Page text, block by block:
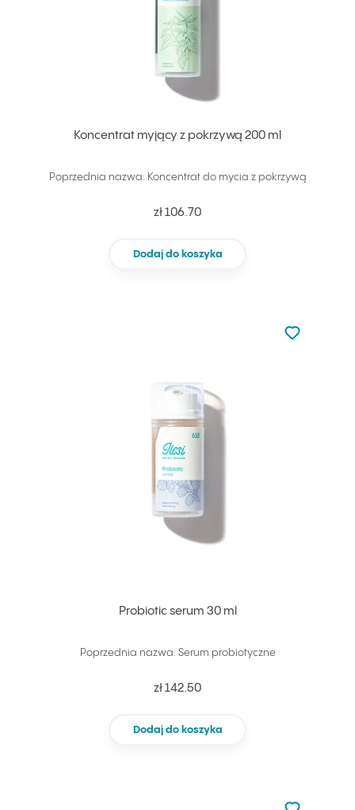
Koncentrat myjący z pokrzywą 200 ml
Poprzednia nazwa: Koncentrat do mycia z pokrzywą
zł 106.70
Dodaj do koszyka
Probiotic serum 30 ml
Poprzednia nazwa: Serum probiotyczne
zł 142.50
Dodaj do koszyka
Nie dodano
Dodaj do
Nie dodano